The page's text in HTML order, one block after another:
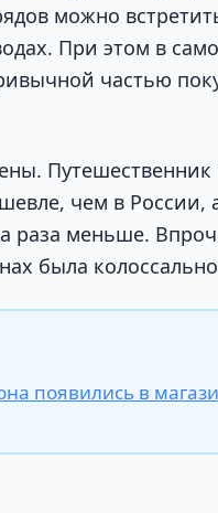
можно
При этом в
частью
Путешественник
чем в России,
раза меньше.
была
появились в